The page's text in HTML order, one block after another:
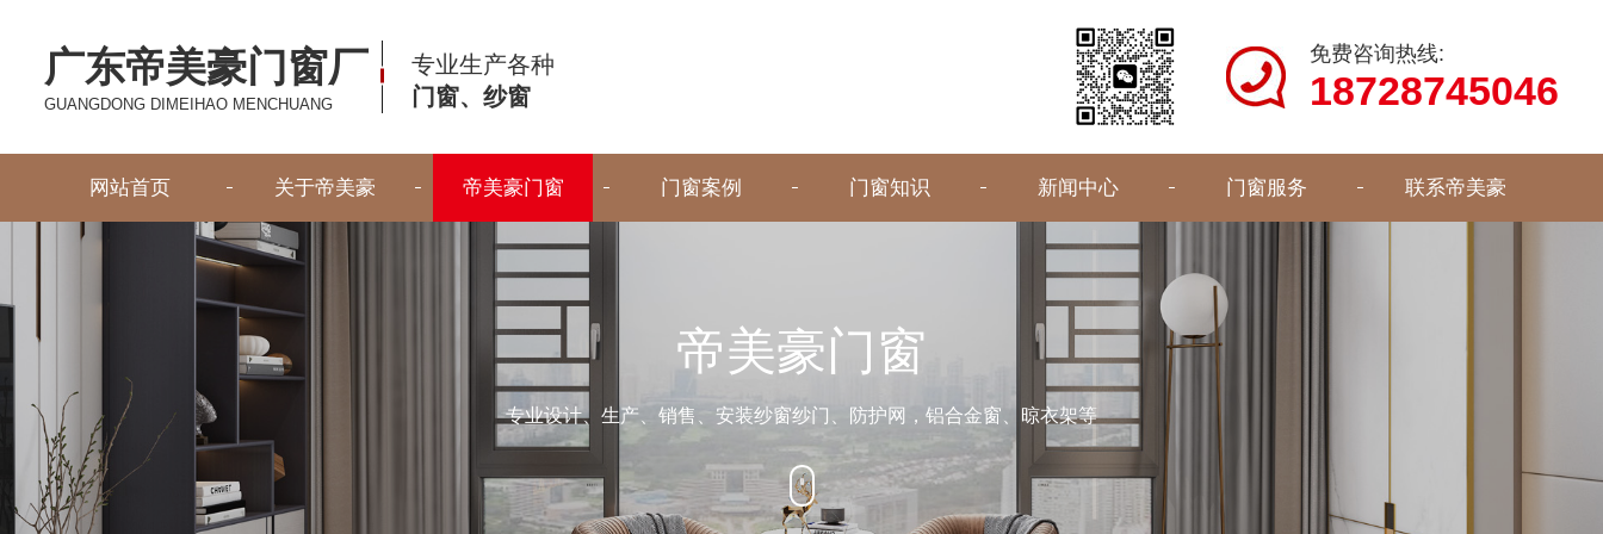
广东帝美豪门窗厂
GUANGDONG DIMEIHAO MENCHUANG
专业生产各种
门窗、纱窗
免费咨询热线:
18728745046
网站首页 关于帝美豪 帝美豪门窗 门窗案例 门窗知识 新闻中心 门窗服务 联系帝美豪
帝美豪门窗
专业设计、生产、销售、安装纱窗纱门、防护网，铝合金窗、晾衣架等